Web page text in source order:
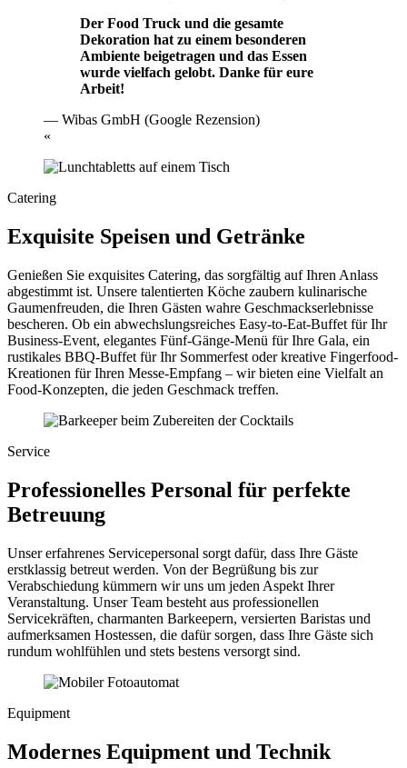
Der Food Truck und die gesamte
Dekoration hat zu einem besonderen
Ambiente beigetragen und das Essen
wurde vielfach gelobt. Danke für eure
Arbeit!
— Wibas GmbH (Google Rezension)
«
Catering
Exquisite Speisen und Getränke
Genießen Sie exquisites Catering, das sorgfältig auf Ihren Anlass
abgestimmt ist. Unsere talentierten Köche zaubern kulinarische
Gaumenfreuden, die Ihren Gästen wahre Geschmackserlebnisse
bescheren. Ob ein abwechslungsreiches Easy-to-Eat-Buffet für Ihr
Business-Event, elegantes Fünf-Gänge-Menü für Ihre Gala, ein
rustikales BBQ-Buffet für Ihr Sommerfest oder kreative Fingerfood-
Kreationen für Ihren Messe-Empfang – wir bieten eine Vielfalt an
Food-Konzepten, die jeden Geschmack treffen.
Service
Professionelles Personal für perfekte
Betreuung
Unser erfahrenes Servicepersonal sorgt dafür, dass Ihre Gäste
erstklassig betreut werden. Von der Begrüßung bis zur
Verabschiedung kümmern wir uns um jeden Aspekt Ihrer
Veranstaltung. Unser Team besteht aus professionellen
Servicekräften, charmanten Barkeepern, versierten Baristas und
aufmerksamen Hostessen, die dafür sorgen, dass Ihre Gäste sich
rundum wohlfühlen und stets bestens versorgt sind.
Equipment
Modernes Equipment und Technik